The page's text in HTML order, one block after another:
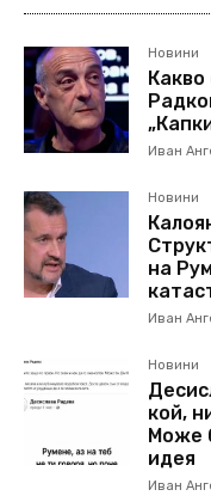
Новини
Какво
Иван
Новини
на
Иван
Новини
кой,
Може
идея
Иван